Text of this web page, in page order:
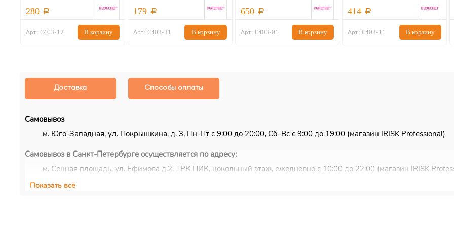
280
Арт.: С403-12 В корзину
179
Арт.: С403-31 В корзину
650
Арт.: С403-01 В корзину
414
Арт.: С403-11 В корзину
Доставка Способы оплаты
Самовывоз
м. Юго-Западная, ул. Покрышкина, д. 3, Пн-Пт с 9:00 до 20:00, Сб–Вс с 9:00 до 19:00 (магазин IRISK Professional)
Самовывоз в Санкт-Петербурге осуществляется по адресу:
м. Сенная площадь, ул. Ефимова д.2, ТРК ПИК, цокольный этаж, ежедневно с 10:00 до 22:00 (магазин IRISK
Курьерская доставка
Показать всё